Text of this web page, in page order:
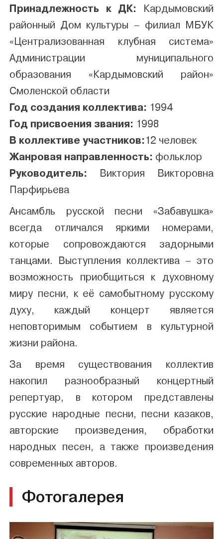
Принадлежность к ДК:
Кардымовский
районный Дом культуры – филиал МБУК
«Централизованная клубная система»
Администрации муниципального
образования «Кардымовский район»
Смоленской области
Год создания коллектива: 1994
Год присвоения звания: 1998
В коллективе участников:12 человек
Жанровая направленность: фольклор
Руководитель: Виктория Викторовна
Парфирьева
Ансамбль русской песни «Забавушка»
всегда отличался яркими номерами,
которые сопровождаются задорными
танцами. Выступления коллектива – это
возможность приобщиться к духовному
миру песни, к её самобытному русскому
духу, каждый концерт является
неповторимым событием в культурной
жизни района.
За время существования коллектив
накопил разнообразный концертный
репертуар, в котором представлены
русские народные песни, песни казаков,
авторские произведения, обработки
народных песен, а также произведения
современных авторов.
Фотогалерея